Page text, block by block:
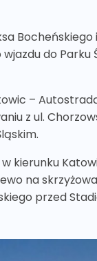
do Parku
–
z ul.
kierunku
na
przed